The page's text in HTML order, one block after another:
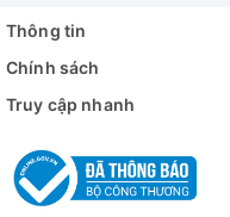
Thông tin
Chính sách
Truy cập nhanh